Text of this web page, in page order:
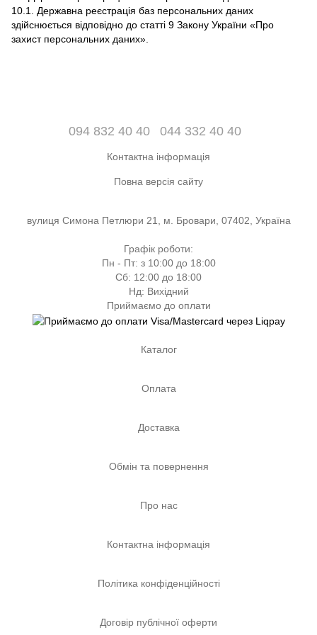
10.1. Державна реєстрація баз персональних даних
здійснюється відповідно до статті 9 Закону України «Про
захист персональних даних».
094 832 40 40 044 332 40 40
Контактна інформація
Повна версія сайту
вулиця Симона Петлюри 21, м. Бровари, 07402, Україна
Графік роботи:
Пн - Пт: з 10:00 до 18:00
Сб: 12:00 до 18:00
Нд: Вихідний
Приймаємо до оплати
Каталог
Оплата
Доставка
Обмін та повернення
Про нас
Контактна інформація
Політика конфіденційності
Договір публічної оферти